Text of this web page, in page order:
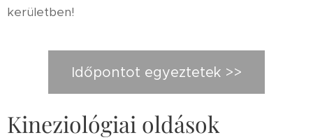
kerületben!
Időpontot egyeztetek >>
Kineziológiai oldások